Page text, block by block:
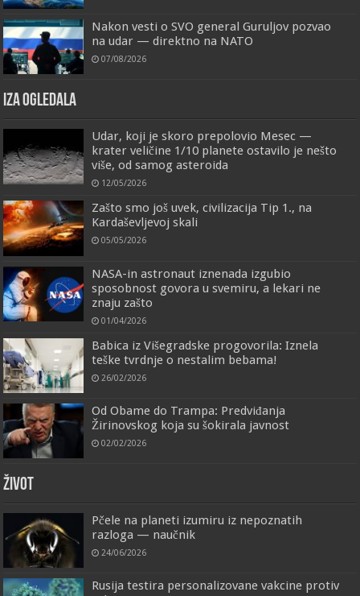
Nakon vesti o SVO general Guruljov pozvao
na udar — direktno na NATO
07/08/2026
IZA OGLEDALA
Udar, koji je skoro prepolovio Mesec —
krater veličine 1/10 planete ostavilo je nešto
više, od samog asteroida
12/05/2026
Zašto smo još uvek, civilizacija Tip 1., na
Kardaševljevoj skali
05/05/2026
NASA-in astronaut iznenada izgubio
sposobnost govora u svemiru, a lekari ne
znaju zašto
01/04/2026
Babica iz Višegradske progovorila: Iznela
teške tvrdnje o nestalim bebama!
26/02/2026
Od Obame do Trampa: Predviđanja
Žirinovskog koja su šokirala javnost
02/02/2026
ŽIVOT
Pčele na planeti izumiru iz nepoznatih
razloga — naučnik
24/06/2026
Rusija testira personalizovane vakcine protiv